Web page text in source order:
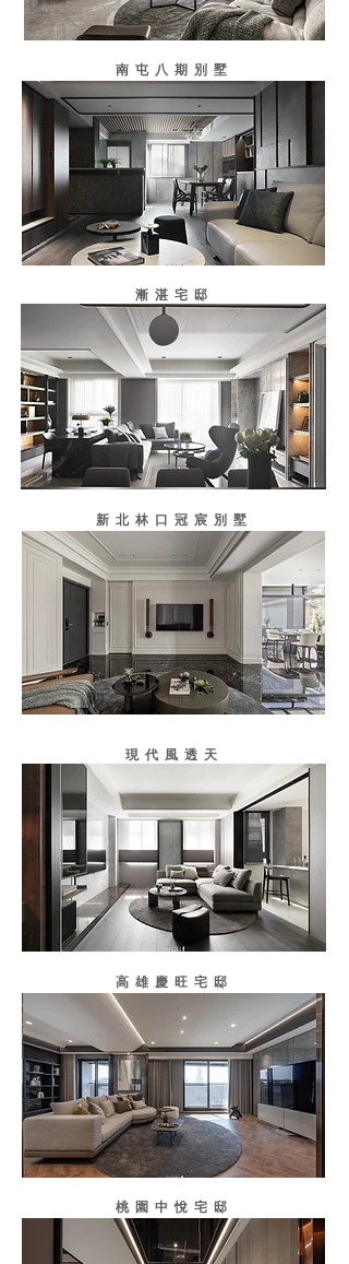
南屯八期別墅
漸湛宅邸
新北林口冠宸別墅
現代風透天
高雄慶旺宅邸
桃園中悅宅邸